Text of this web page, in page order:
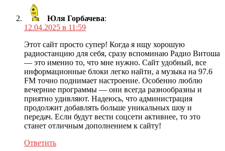
Юля Горбачева:
12.04.2025 в 11:59
Этот сайт просто супер! Когда я ищу хорошую
радиостанцию для себя, сразу вспоминаю Радио Витоша
— это именно то, что мне нужно. Сайт удобный, все
информационные блоки легко найти, а музыка на 97.6
FM точно поднимает настроение. Особенно люблю
вечерние программы — они всегда разнообразны и
приятно удивляют. Надеюсь, что администрация
продолжит добавлять больше уникальных шоу и
передач. Если будут вести соцсети активнее, то это
станет отличным дополнением к сайту!
Ответить